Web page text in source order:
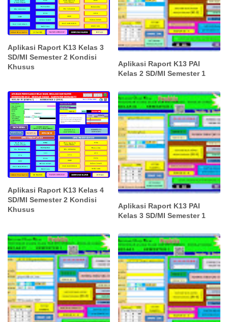
Aplikasi Raport K13 Kelas 3
SD/MI Semester 2 Kondisi
Khusus
Aplikasi Raport K13 PAI
Kelas 2 SD/MI Semester 1
Aplikasi Raport K13 Kelas 4
SD/MI Semester 2 Kondisi
Khusus
Aplikasi Raport K13 PAI
Kelas 3 SD/MI Semester 1